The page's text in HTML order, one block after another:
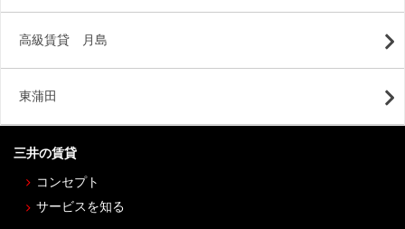
高級賃貸 月島
東蒲田
三井の賃貸
コンセプト
サービスを知る